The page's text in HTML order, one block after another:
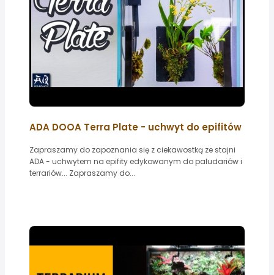
ADA DOOA Terra Plate - uchwyt do epifitów
Zapraszamy do zapoznania się z ciekawostką ze stajni
ADA - uchwytem na epifity edykowanym do paludariów i
terrariów... Zapraszamy do...